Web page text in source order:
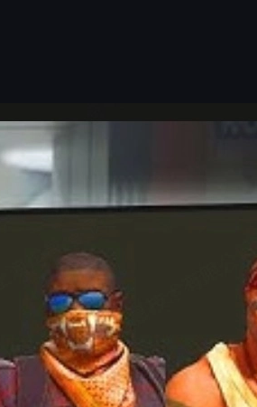
CT e, em alguns casos, trazem
de custo-benefício e sugestões de onde
este artigo é para você.